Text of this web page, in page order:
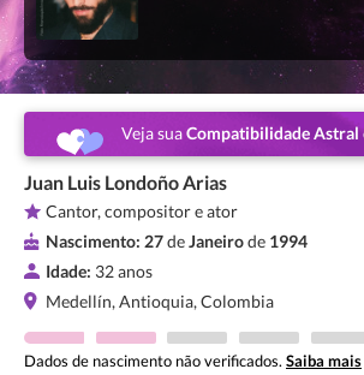
Veja suaCompatibilidade Astral
Juan Luis Londoño Arias
Cantor, compositor e ator
Nascimento: 27deJaneirode 1994
Idade: 32 anos
Medellín, Antioquia, Colombia
Dados de nascimento não verificados. Saiba mais